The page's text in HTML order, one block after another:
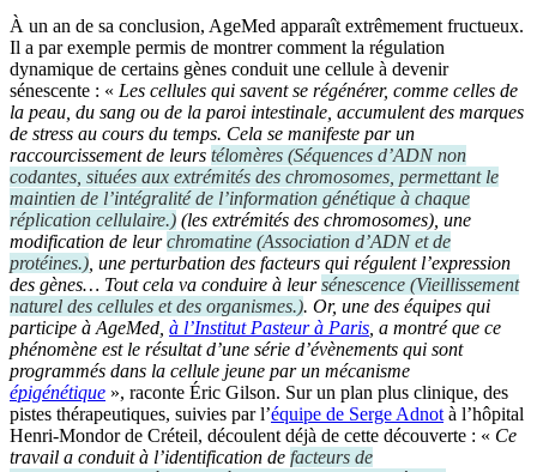
À un an de sa conclusion, AgeMed apparaît extrêmement fructueux.
Il a par exemple permis de montrer comment la régulation
dynamique de certains gènes conduit une cellule à devenir
sénescente : « Les cellules qui savent se régénérer, comme celles de
la peau, du sang ou de la paroi intestinale, accumulent des marques
de stress au cours du temps. Cela se manifeste par un
raccourcissement de leurs télomères (Séquences d’ADN non
codantes, situées aux extrémités des chromosomes, permettant le
maintien de l’intégralité de l’information génétique à chaque
réplication cellulaire.) (les extrémités des chromosomes), une
modification de leurchromatine (Association d’ADN et de
protéines.) , une perturbation des facteurs qui régulent l’expression
des gènes… Tout cela va conduire à leursénescence (Vieillissement
naturel des cellules et des organismes.). Or, une des équipes qui
participe à AgeMed, à l’Institut Pasteur à Paris , a montré que ce
phénomène est le résultat d’une série d’évènements qui sont
programmés dans la cellule jeune par un mécanisme
épigénétique », raconte Éric Gilson. Sur un plan plus clinique, des
pistes thérapeutiques, suivies par l’équipe de Serge Adnot à l’hôpital
Henri-Mondor de Créteil, découlent déjà de cette découverte : « Ce
travail a conduit à l’identification de facteurs de